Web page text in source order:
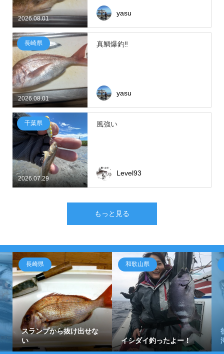
2026.08.01
yasu
2026.08.01
長崎県 真鯛爆釣‼
yasu
2026.07.29
千葉県 風強い
Level93
もっと見る
長崎県
スランプから抜け出せな
い
和歌山県
イシダイ釣ったよー！